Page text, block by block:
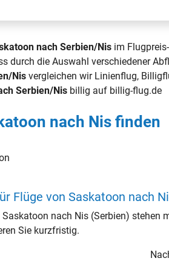
nach Serbien/Nis im
durch die Auswahl verschiedener
Nis vergleichen wir Linienflug,
Serbien/Nis billig auf billig-flug.de
nach Nis finden
Flüge von Saskatoon nach
nach Nis (Serbien) stehen
Sie kurzfristig.